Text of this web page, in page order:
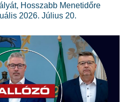
Hosszabb Menetidőre
2026. Július 20.